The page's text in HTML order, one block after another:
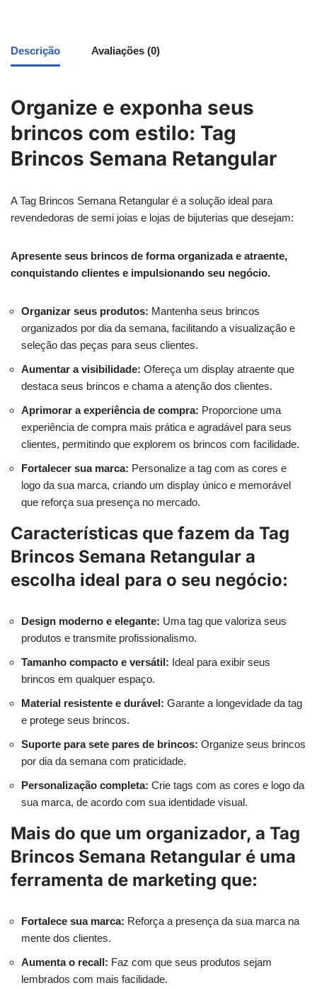
Descrição Avaliações (0)
Organize e exponha seus
brincos com estilo: Tag
Brincos Semana Retangular
A Tag Brincos Semana Retangular é a solução ideal para
revendedoras de semi joias e lojas de bijuterias que desejam:
Apresente seus brincos de forma organizada e atraente,
conquistando clientes e impulsionando seu negócio.
Organizar seus produtos: Mantenha seus brincos
organizados por dia da semana, facilitando a visualização e
seleção das peças para seus clientes.
Aumentar a visibilidade: Ofereça um display atraente que
destaca seus brincos e chama a atenção dos clientes.
Aprimorar a experiência de compra: Proporcione uma
experiência de compra mais prática e agradável para seus
clientes, permitindo que explorem os brincos com facilidade.
Fortalecer sua marca: Personalize a tag com as cores e
logo da sua marca, criando um display único e memorável
que reforça sua presença no mercado.
Características que fazem da Tag
Brincos Semana Retangular a
escolha ideal para o seu negócio:
Design moderno e elegante: Uma tag que valoriza seus
produtos e transmite profissionalismo.
Tamanho compacto e versátil: Ideal para exibir seus
brincos em qualquer espaço.
Material resistente e durável: Garante a longevidade da tag
e protege seus brincos.
Suporte para sete pares de brincos: Organize seus brincos
por dia da semana com praticidade.
Personalização completa: Crie tags com as cores e logo da
sua marca, de acordo com sua identidade visual.
Mais do que um organizador, a Tag
Brincos Semana Retangular é uma
ferramenta de marketing que:
Fortalece sua marca: Reforça a presença da sua marca na
mente dos clientes.
Aumenta o recall: Faz com que seus produtos sejam
lembrados com mais facilidade.